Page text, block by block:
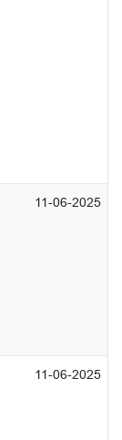
11-06-2025
11-06-2025